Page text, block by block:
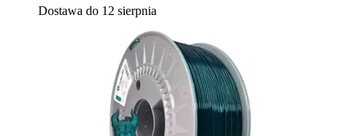
Dostawa do 12 sierpnia